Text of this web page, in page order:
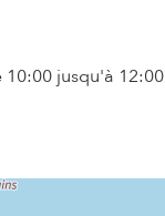
10:00 jusqu'à 12:00